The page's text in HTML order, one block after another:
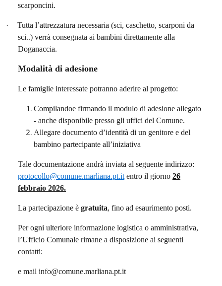
scarponcini.
·
Tutta l’attrezzatura necessaria (sci, caschetto, scarponi da
sci..) verrà consegnata ai bambini direttamente alla
Doganaccia.
Modalità di adesione
Le famiglie interessate potranno aderire al progetto:
Compilandoe firmando il modulo di adesione allegato
- anche disponibile presso gli uffici del Comune.
Allegare documento d’identità di un genitore e del
bambino partecipante all’iniziativa
Tale documentazione andrà inviata al seguente indirizzo:
protocollo@comune.marliana.pt.it entro il giorno 26
febbraio 2026.
La partecipazione è gratuita, fino ad esaurimento posti.
Per ogni ulteriore informazione logistica o amministrativa,
l’Ufficio Comunale rimane a disposizione ai seguenti
contatti:
e mail info@comune.marliana.pt.it